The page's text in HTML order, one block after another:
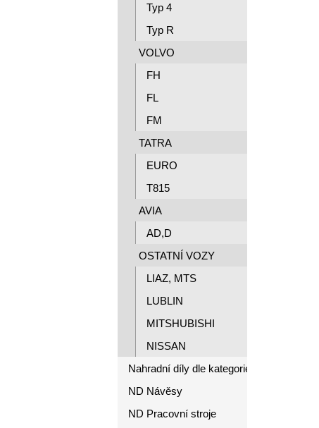
Typ 4
Typ R
VOLVO
FH
FL
FM
TATRA
EURO
T815
AVIA
AD,D
OSTATNÍ VOZY
LIAZ, MTS
LUBLIN
MITSHUBISHI
NISSAN
Nahradní díly dle kategorie
ND Návěsy
ND Pracovní stroje